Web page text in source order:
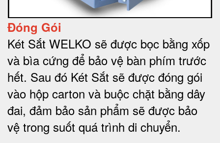
Đóng Gói
Két Sắt WELKO sẽ được bọc bằng xốp
và bìa cứng để bảo vệ bàn phím trước
hết. Sau đó Két Sắt sẽ được đóng gói
vào hộp carton và buộc chặt bằng dây
đai, đảm bảo sản phẩm sẽ được bảo
vệ trong suốt quá trình di chuyển.